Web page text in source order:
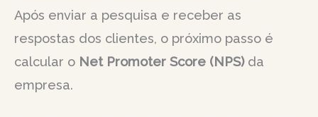
Após enviar a pesquisa e receber as
respostas dos clientes, o próximo passo é
calcular o Net Promoter Score (NPS)da
empresa.